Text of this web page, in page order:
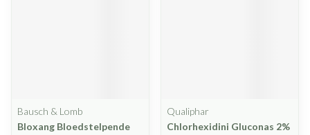
Bausch & Lomb
Bloxang Bloedstelpende
Qualiphar
Chlorhexidini Gluconas 2%